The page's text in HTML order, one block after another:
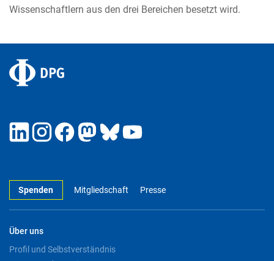
Wissenschaftlern aus den drei Bereichen besetzt wird.
Spenden Mitgliedschaft Presse
Über uns
Profil und Selbstverständnis